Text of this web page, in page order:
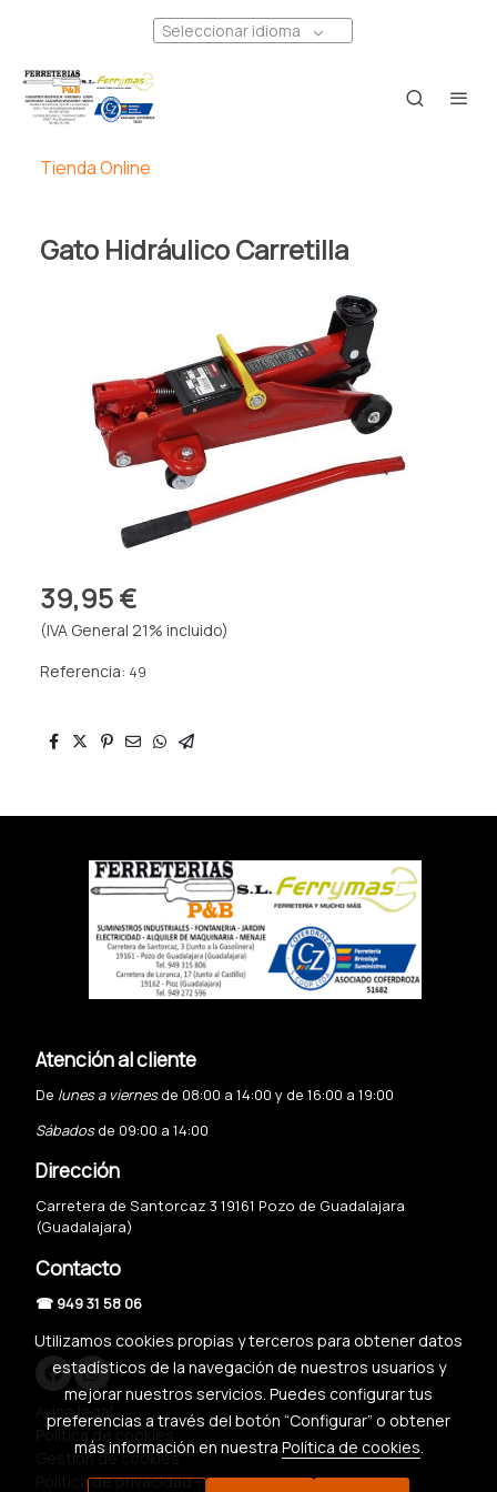
Seleccionar idioma
Tienda Online
Gato Hidráulico Carretilla
39,95 €
(IVA General 21% incluido)
Referencia: 49
Atención al cliente
De lunes a viernesde 08:00 a 14:00 y de 16:00 a 19:00
Sábadosde 09:00 a 14:00
Dirección
Carretera de Santorcaz 3 19161 Pozo de Guadalajara
(Guadalajara)
Contacto
☎ 949 31 58 06
Aviso legal
Política de cookies
Gestión de cookies
Política de privacidad
Utilizamos cookies propias y terceros para obtener datos
estadísticos de la navegación de nuestros usuarios y
mejorar nuestros servicios. Puedes configurar tus
preferencias a través del botón “Configurar” o obtener
más información en nuestra Política de cookies.